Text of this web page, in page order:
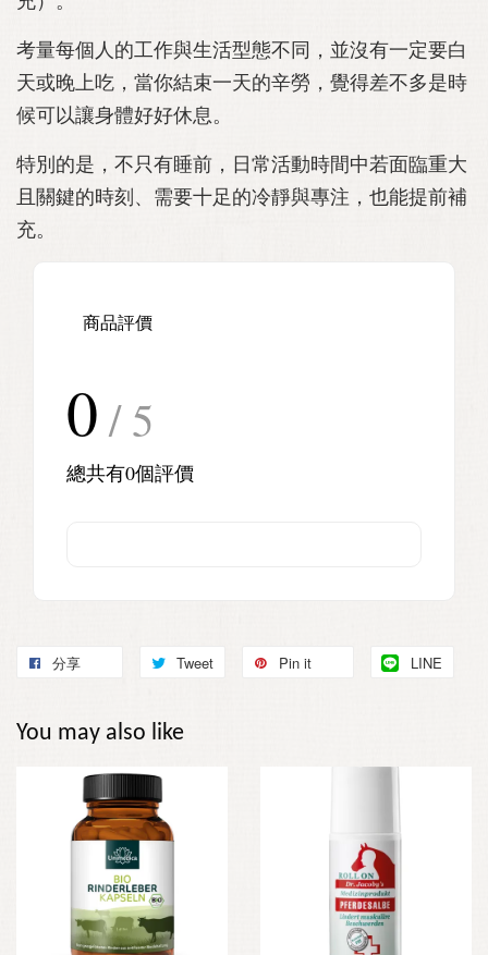
考量每個人的工作與生活型態不同，並沒有一定要白
天或晚上吃，當你結束一天的辛勞，覺得差不多是時
候可以讓身體好好休息。
特別的是，不只有睡前，日常活動時間中若面臨重大
且關鍵的時刻、需要十足的冷靜與專注，也能提前補
充。
商品評價
0 / 5
總共有0個評價
分享 Tweet Pin it LINE
You may also like